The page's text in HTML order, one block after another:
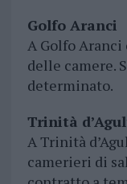
Golfo Aranci
A Golfo
delle camere.
determinato.
Trinità
A Trinità
camerieri di